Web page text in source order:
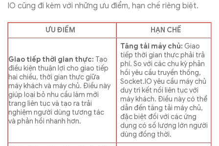
IO cũng đi kèm với những ưu điểm, hạn chế riêng biệt.
ƯU ĐIỂM HẠN CHẾ
Giao tiếp thời gian thực: Tạo
điều kiện thuận lợi cho giao tiếp
hai chiều, thời gian thực giữa
máy khách và máy chủ. Điều này
giúp loại bỏ nhu cầu làm mới
trang liên tục và tạo ra trải
nghiệm người dùng tương tác
và phản hồi nhanh hơn.
Tăng tải máy chủ:Giao
tiếp thời gian thực phải trả
phí. So với các chu kỳ phản
hồi yêu cầu truyền thống,
Socket.IO yêu cầu máy chủ
duy trì kết nối liên tục với
máy khách. Điều này có thể
dẫn đến tăng tải máy chủ,
đặc biệt đối với các ứng
dụng có số lượng lớn người
dùng đồng thời.